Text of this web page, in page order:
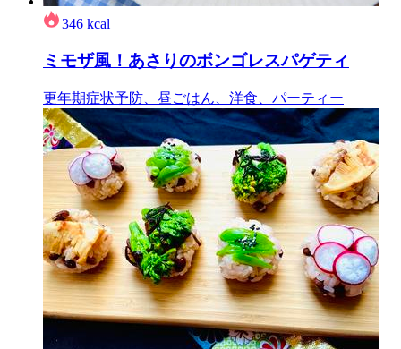
346 kcal
ミモザ風！あさりのボンゴレスパゲティ
更年期症状予防、昼ごはん、洋食、パーティー